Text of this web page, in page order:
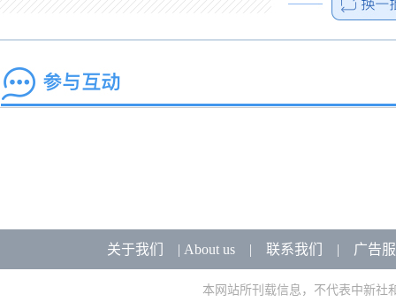
关于我们 | About us| 联系我们 | 广告
本网站所刊载信息，不代表中新社